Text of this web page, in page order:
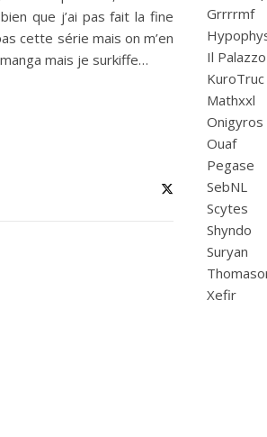
que j’ai pas fait la fine
cette série mais on m’en
mais je surkiffe…
Grrrrmf
Il
KuroTruc
Mathxxl
Onigyros
Ouaf
Pegase
SebNL
Scytes
Shyndo
Suryan
Xefir